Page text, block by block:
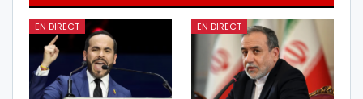
EN DIRECT EN DIRECT